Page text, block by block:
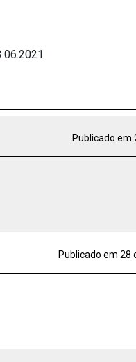
Publicado em
Publicado em 28